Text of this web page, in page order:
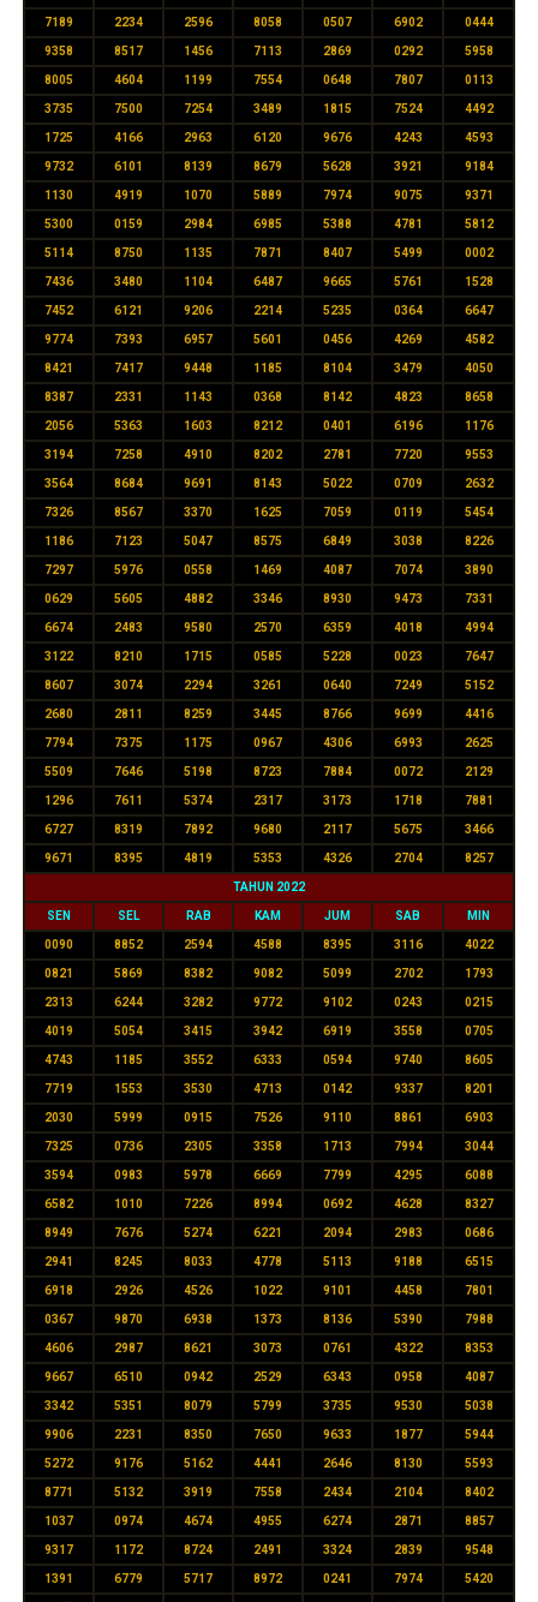
7189 2234 2596 8058 0507 6902 0444
9358 8517 1456 7113 2869 0292 5958
8005 4604 1199 7554 0648 7807 0113
3735 7500 7254 3489 1815 7524 4492
1725 4166 2963 6120 9676 4243 4593
9732 6101 8139 8679 5628 3921 9184
1130 4919 1070 5889 7974 9075 9371
5300 0159 2984 6985 5388 4781 5812
5114 8750 1135 7871 8407 5499 0002
7436 3480 1104 6487 9665 5761 1528
7452 6121 9206 2214 5235 0364 6647
9774 7393 6957 5601 0456 4269 4582
8421 7417 9448 1185 8104 3479 4050
8387 2331 1143 0368 8142 4823 8658
2056 5363 1603 8212 0401 6196 1176
3194 7258 4910 8202 2781 7720 9553
3564 8684 9691 8143 5022 0709 2632
7326 8567 3370 1625 7059 0119 5454
1186 7123 5047 8575 6849 3038 8226
7297 5976 0558 1469 4087 7074 3890
0629 5605 4882 3346 8930 9473 7331
6674 2483 9580 2570 6359 4018 4994
3122 8210 1715 0585 5228 0023 7647
8607 3074 2294 3261 0640 7249 5152
2680 2811 8259 3445 8766 9699 4416
7794 7375 1175 0967 4306 6993 2625
5509 7646 5198 8723 7884 0072 2129
1296 7611 5374 2317 3173 1718 7881
6727 8319 7892 9680 2117 5675 3466
9671 8395 4819 5353 4326 2704 8257
TAHUN 2022
SEN SEL RAB KAM JUM SAB MIN
0090 8852 2594 4588 8395 3116 4022
0821 5869 8382 9082 5099 2702 1793
2313 6244 3282 9772 9102 0243 0215
4019 5054 3415 3942 6919 3558 0705
4743 1185 3552 6333 0594 9740 8605
7719 1553 3530 4713 0142 9337 8201
2030 5999 0915 7526 9110 8861 6903
7325 0736 2305 3358 1713 7994 3044
3594 0983 5978 6669 7799 4295 6088
6582 1010 7226 8994 0692 4628 8327
8949 7676 5274 6221 2094 2983 0686
2941 8245 8033 4778 5113 9188 6515
6918 2926 4526 1022 9101 4458 7801
0367 9870 6938 1373 8136 5390 7988
4606 2987 8621 3073 0761 4322 8353
9667 6510 0942 2529 6343 0958 4087
3342 5351 8079 5799 3735 9530 5038
9906 2231 8350 7650 9633 1877 5944
5272 9176 5162 4441 2646 8130 5593
8771 5132 3919 7558 2434 2104 8402
1037 0974 4674 4955 6274 2871 8857
9317 1172 8724 2491 3324 2839 9548
1391 6779 5717 8972 0241 7974 5420